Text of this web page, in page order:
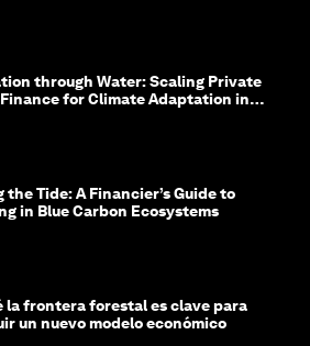
through Water: Scaling Private
for Climate Adaptation in
the Tide: A Financier’s Guide to
in Blue Carbon Ecosystems
la frontera forestal es clave para
un nuevo modelo económico